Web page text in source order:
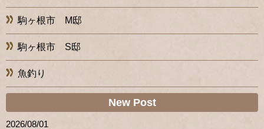
駒ヶ根市 M邸
駒ヶ根市 S邸
魚釣り
New Post
2026/08/01